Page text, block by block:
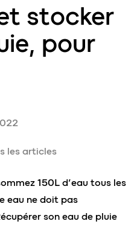
stocker
, pour
les articles
150L d’eau tous les
eau ne doit pas
son eau de pluie